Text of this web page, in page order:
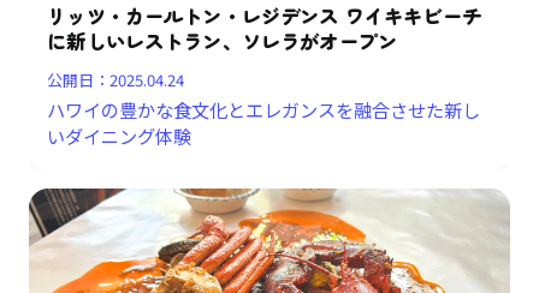
リッツ・カールトン・レジデンス ワイキキビーチ
に新しいレストラン、ソレラがオープン
公開日：2025.04.24
ハワイの豊かな食文化とエレガンスを融合させた新し
いダイニング体験